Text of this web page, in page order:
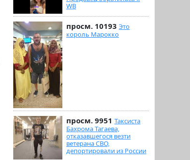
WB
просм. 10193 Это
король Марокко
просм. 9951 Таксиста
Бахрома Тагаева,
отказавшегося везти
ветерана СВО,
депортировали из России